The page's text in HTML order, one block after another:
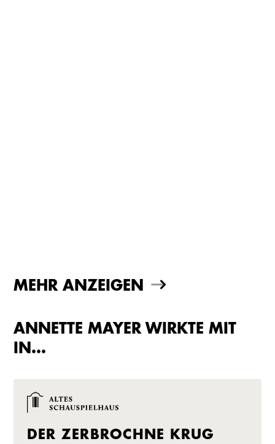
MEHR ANZEIGEN
ANNETTE MAYER WIRKTE MIT
IN…
DER ZERBROCHNE KRUG